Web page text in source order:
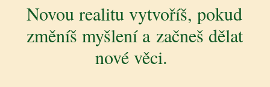
Novou realitu vytvoříš, pokud
změníš myšlení a začneš dělat
nové věci.